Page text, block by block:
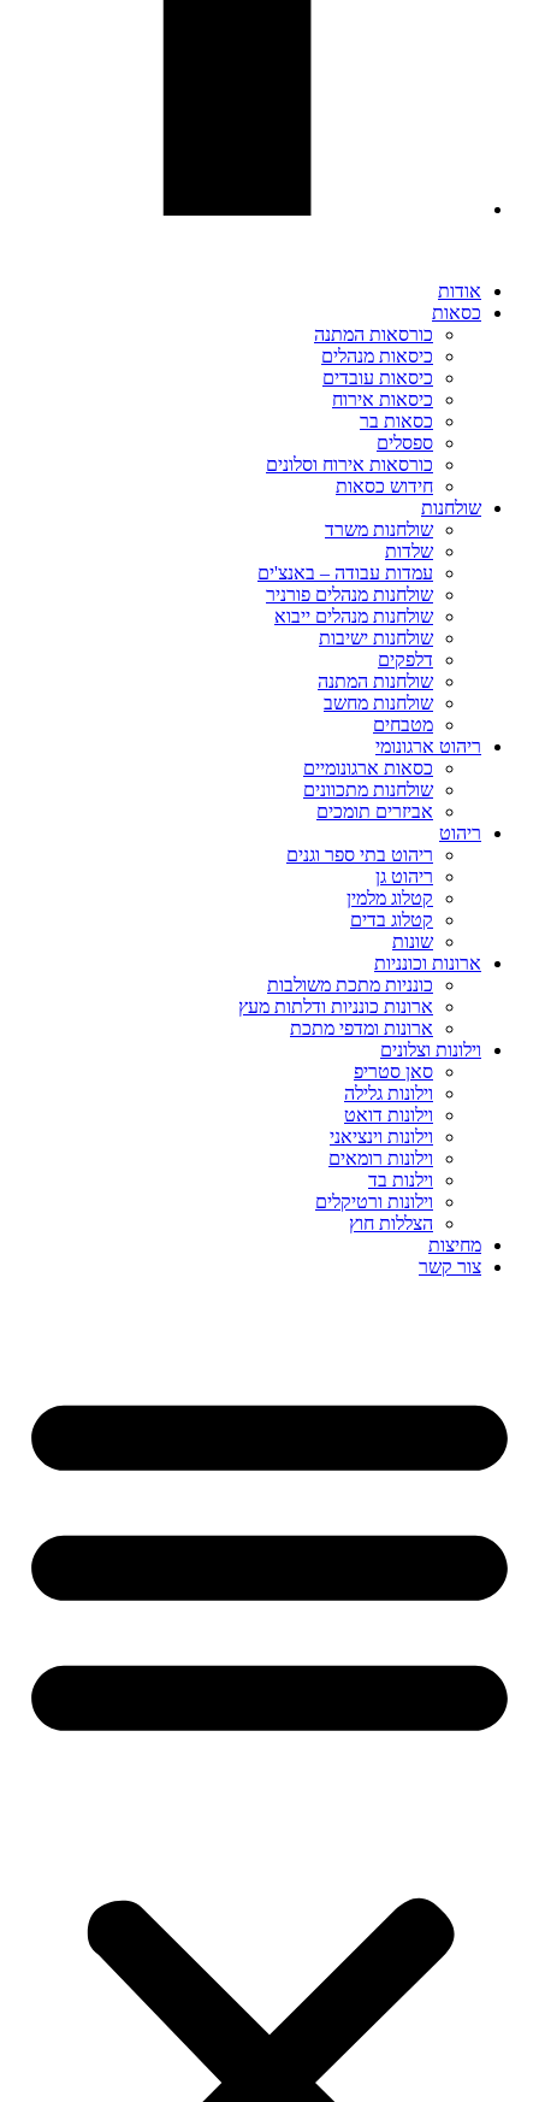
אודות
כסאות
כורסאות המתנה
כיסאות מנהלים
כיסאות עובדים
כיסאות אירוח
כסאות בר
ספסלים
כורסאות אירוח וסלונים
חידוש כסאות
שולחנות
שולחנות משרד
שלדות
עמדות עבודה – באנצ'ים
שולחנות מנהלים פורניר
שולחנות מנהלים ייבוא
שולחנות ישיבות
דלפקים
שולחנות המתנה
שולחנות מחשב
מטבחים
ריהוט ארגונומי
כסאות ארגונומיים
שולחנות מתכוונים
אביזרים תומכים
ריהוט
ריהוט בתי ספר וגנים
ריהוט גן
קטלוג מלמין
קטלוג בדים
שונות
ארונות וכונניות
כונניות מתכת משולבות
ארונות כונניות ודלתות מעץ
ארונות ומדפי מתכת
וילונות וצלונים
סאן סטריפ
וילונות גלילה
וילונות דואט
וילונות וינציאני
וילונות רומאים
וילנות בד
וילונות ורטיקלים
הצללות חוץ
מחיצות
צור קשר